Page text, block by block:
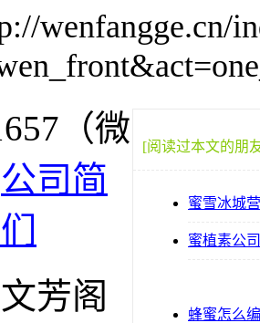
wenfangge.cn/
[阅读过本文的朋
蜜雪冰城
蜜植素公
蜂蜜怎么
（微
公司简
芳阁